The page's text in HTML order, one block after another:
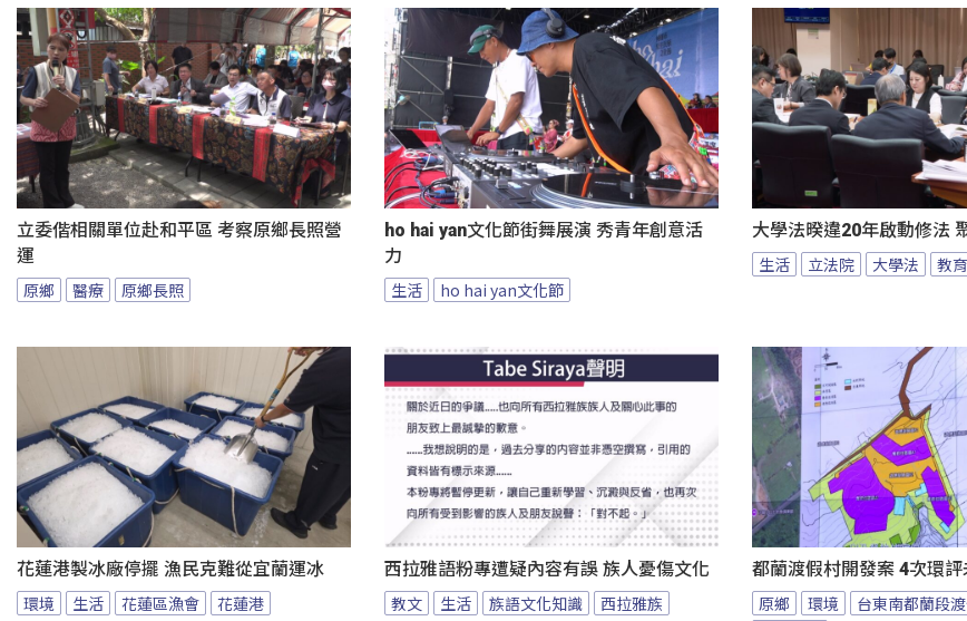
立委偕相關單位赴和平區 考察原鄉長照營
運
原鄉 醫療 原鄉長照
ho hai yan文化節街舞展演 秀青年創意活
力
生活 ho hai yan文化節
大學法暌違20年啟動修法
生活 立法院 大學法 教
花蓮港製冰廠停擺 漁民克難從宜蘭運冰
環境 生活 花蓮區漁會 花蓮港
西拉雅語粉專遭疑內容有誤 族人憂傷文化
教文 生活 族語文化知識 西拉雅族
都蘭渡假村開發案 4次環
原鄉 環境
台東南都蘭段